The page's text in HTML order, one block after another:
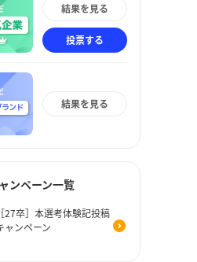
結果を見る
投票する
結果を見る
ンペーン一覧
［27卒］本選考体験記投稿
ャンペーン